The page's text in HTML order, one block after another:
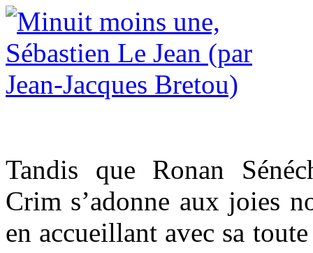
Tandis que Ronan
Crim s’adonne aux joies
en accueillant avec sa